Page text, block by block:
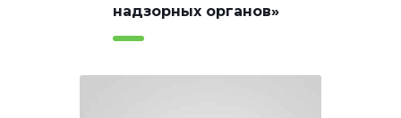
надзорных органов»